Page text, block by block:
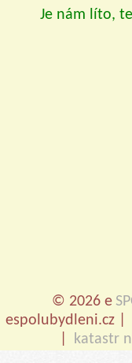
Je nám líto,
© 2026 e
espolubydleni.cz |
katastr